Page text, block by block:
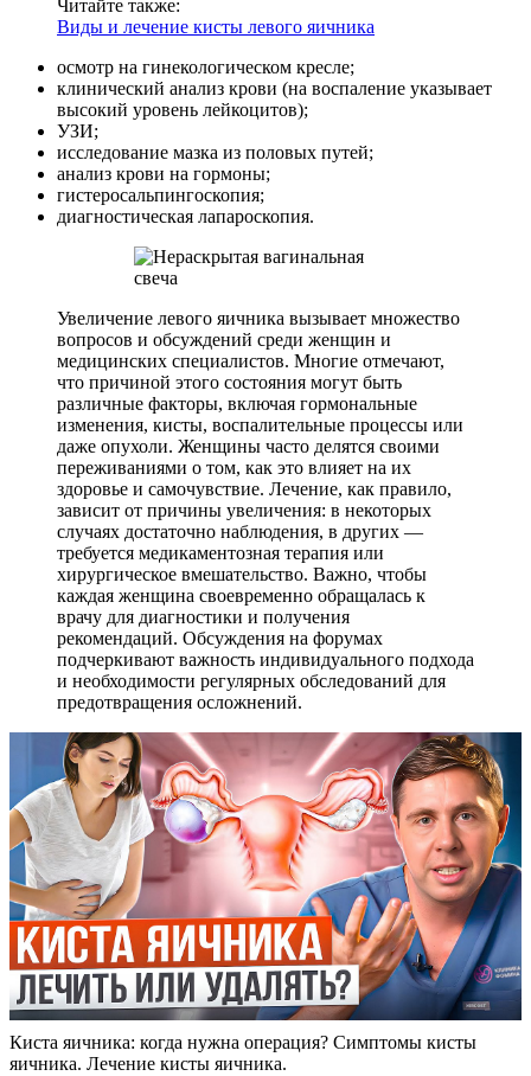
Читайте также:
Виды и лечение кисты левого яичника
осмотр на гинекологическом кресле;
клинический анализ крови (на воспаление указывает
высокий уровень лейкоцитов);
УЗИ;
исследование мазка из половых путей;
анализ крови на гормоны;
гистеросальпингоскопия;
диагностическая лапароскопия.
Увеличение левого яичника вызывает множество
вопросов и обсуждений среди женщин и
медицинских специалистов. Многие отмечают,
что причиной этого состояния могут быть
различные факторы, включая гормональные
изменения, кисты, воспалительные процессы или
даже опухоли. Женщины часто делятся своими
переживаниями о том, как это влияет на их
здоровье и самочувствие. Лечение, как правило,
зависит от причины увеличения: в некоторых
случаях достаточно наблюдения, в других —
требуется медикаментозная терапия или
хирургическое вмешательство. Важно, чтобы
каждая женщина своевременно обращалась к
врачу для диагностики и получения
рекомендаций. Обсуждения на форумах
подчеркивают важность индивидуального подхода
и необходимости регулярных обследований для
предотвращения осложнений.
Киста яичника: когда нужна операция? Симптомы кисты
яичника. Лечение кисты яичника.